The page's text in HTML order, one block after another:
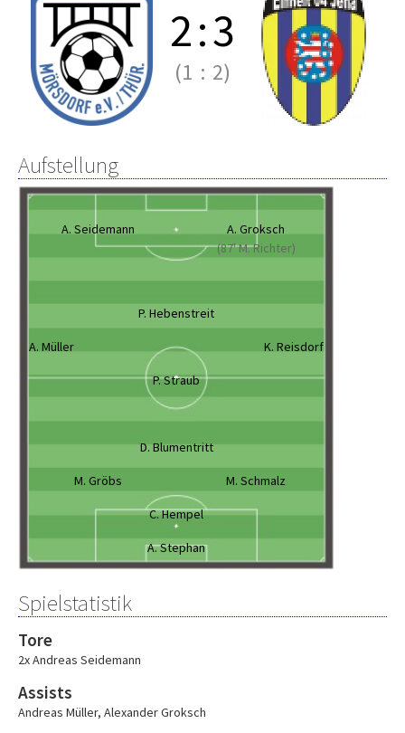
2:3
(1 : 2)
Aufstellung
A. Seidemann
A. Groksch
(87' M. Richter)
P. Hebenstreit
A. Müller K. Reisdorf
P. Straub
D. Blumentritt
M. Gröbs M. Schmalz
C. Hempel
A. Stephan
Spielstatistik
Tore
2x Andreas Seidemann
Assists
Andreas Müller, Alexander Groksch